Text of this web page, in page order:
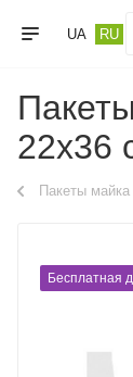
UA RU
22х36
Пакеты майка
Бесплатная